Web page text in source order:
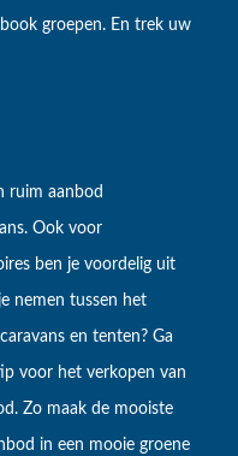
groepen. En trek uw
ruim aanbod
Ook voor
ben je voordelig uit
nemen tussen het
en tenten? Ga
voor het verkopen van
Zo maak de mooiste
in een mooie groene